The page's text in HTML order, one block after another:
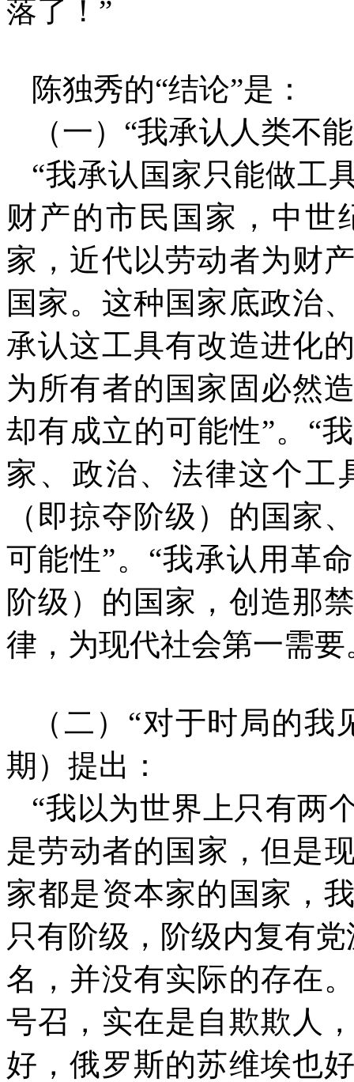
落了！”
陈独秀的“结论”是：
（一）“我承认人类不
“我承认国家只能做工
财产的市民国家，中世
家，近代以劳动者为财
国家。这种国家底政治
承认这工具有改造进化
为所有者的国家固必然
却有成立的可能性”。“
家、政治、法律这个工
（即掠夺阶级）的国家
可能性”。“我承认用革
阶级）的国家，创造那
律，为现代社会第一需要
（二）“对于时局的
期）提出：
“我以为世界上只有两
是劳动者的国家，但是
家都是资本家的国家，
只有阶级，阶级内复有
名，并没有实际的存在
号召，实在是自欺欺人
好，俄罗斯的苏维埃也